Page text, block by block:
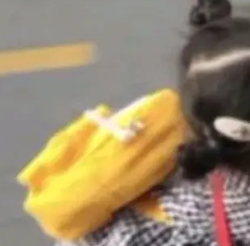
传输引擎接入Mooncake T
性能提升30%、非零拷贝
。UCL-MPComm底层基
信引擎，后续腾讯网平将
Engine的高性能通信组
UCL-MPComm中实现了一
全局通信引擎（Engine），
信服“面向企业研发场景的
应用”凭借卓越的技术
选。 全链路私有化部署，
落地 当前，越来越多企业已
工具，通过调用公有云模
提升研发效率。但随着 AI
具逐步走向团队级、组织
化落地过程中，对安全性、
了更高要求。 首先是数据
大多数普通研发场景，公
选工信部人工智能
化部正式发布《2025年人工
》，集中展示人工智能在
覆盖技术底座、行业赋能、
、专题等五大方向。深信服
平台）成功入选！ 随着各行
化建设，算力构成形态逐
点也在发生变化：不只是
：一个时代的结
开始
。MapReduce 作者之一。
TensorFlow 的作者之一。
首席科学家。 Jeff D